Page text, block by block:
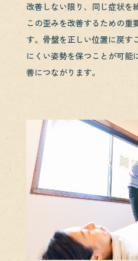
改善しない限り、同じ症状を
この歪みを改善するための重
す。骨盤を正しい位置に戻す
にくい姿勢を保つことが可能
善につながります。